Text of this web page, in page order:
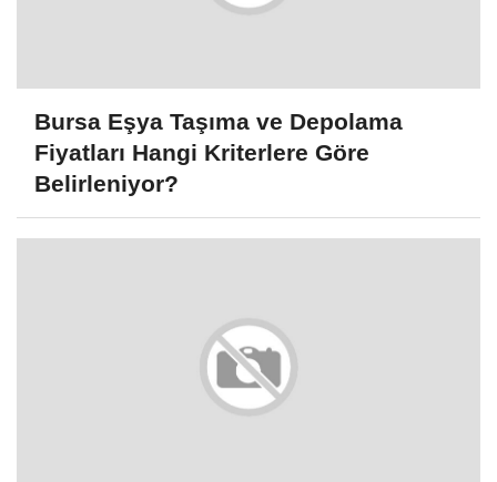
Bursa Eşya Taşıma ve Depolama
Fiyatları Hangi Kriterlere Göre
Belirleniyor?